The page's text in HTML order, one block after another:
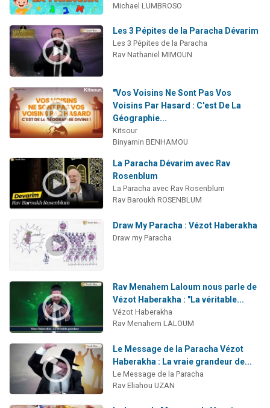
Michael LUMBROSO
Les 3 Pépites de la Paracha Dévarim
Les 3 Pépites de la Paracha
Rav Nathaniel MIMOUN
"Vos Voisins Ne Sont Pas Vos
Voisins Par Hasard : C'est De La
Géographie...
Kitsour
Binyamin BENHAMOU
La Paracha Dévarim avec Rav
Rosenblum
La Paracha avec Rav Rosenblum
Rav Baroukh ROSENBLUM
Draw My Paracha : Vézot Haberakha
Draw my Paracha
Rav Menahem Laloum nous parle de
Vézot Haberakha : "La véritable...
Vézot Haberakha
Rav Menahem LALOUM
Le Message de la Paracha Vézot
Haberakha : La vraie grandeur de...
Le Message de la Paracha
Rav Eliahou UZAN